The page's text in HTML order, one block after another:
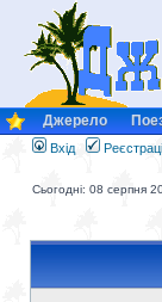
Джерело
Вхід
Сьогодні: 08 серпня